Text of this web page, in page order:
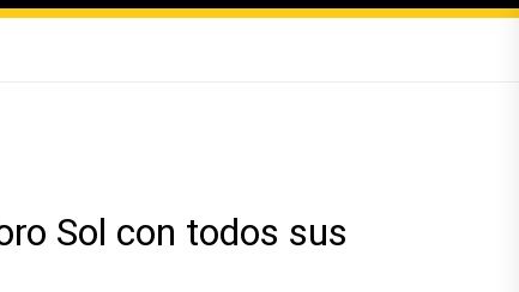
Sol con todos sus